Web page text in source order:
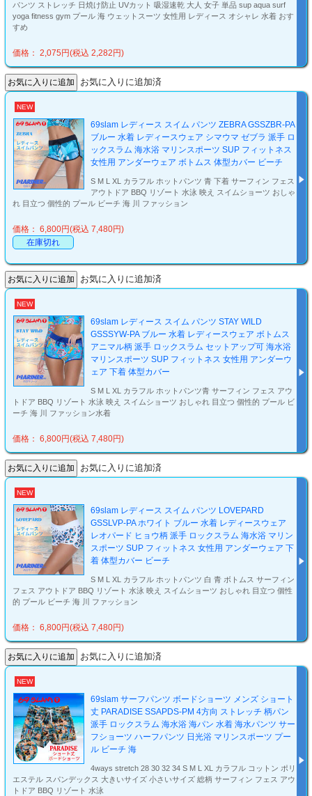
パンツ ストレッチ 日焼け防止 UVカット 吸湿速乾 大人 女子 単品 sup aqua surf
yoga fitness gym プール 海 ウェットスーツ 女性用 レディース オシャレ 水着 おす
すめ
価格： 2,075円(税込 2,282円)
お気に入りに追加済
NEW
69slam レディース スイム パンツ ZEBRA GSSZBR-PA
ブルー 水着 レディースウェア シマウマ ゼブラ 派手 ロ
ックスラム 海水浴 マリンスポーツ SUP フィットネス
女性用 アンダーウェア ボトムス 体型カバー ビーチ
S M L XL カラフル ホットパンツ 青 下着 サーフィン フェス
アウトドア BBQ リゾート 水泳 映え スイムショーツ おしゃ
れ 目立つ 個性的 プール ビーチ 海 川 ファッション
価格： 6,800円(税込 7,480円)
在庫切れ
お気に入りに追加済
NEW
69slam レディース スイム パンツ STAY WILD
GSSSYW-PA ブルー 水着 レディースウェア ボトムス
アニマル柄 派手 ロックスラム セットアップ可 海水浴
マリンスポーツ SUP フィットネス 女性用 アンダーウ
ェア 下着 体型カバー
S M L XL カラフル ホットパンツ青 サーフィン フェス アウ
トドア BBQ リゾート 水泳 映え スイムショーツ おしゃれ 目立つ 個性的 プール ビ
ーチ 海 川 ファッション水着
価格： 6,800円(税込 7,480円)
お気に入りに追加済
NEW
69slam レディース スイム パンツ LOVEPARD
GSSLVP-PA ホワイト ブルー 水着 レディースウェア
レオパード ヒョウ柄 派手 ロックスラム 海水浴 マリン
スポーツ SUP フィットネス 女性用 アンダーウェア 下
着 体型カバー ビーチ
S M L XL カラフル ホットパンツ 白 青 ボトムス サーフィン
フェス アウトドア BBQ リゾート 水泳 映え スイムショーツ おしゃれ 目立つ 個性
的 プール ビーチ 海 川 ファッション
価格： 6,800円(税込 7,480円)
お気に入りに追加済
NEW
69slam サーフパンツ ボードショーツ メンズ ショート
丈 PARADISE SSAPDS-PM 4方向 ストレッチ 柄パン
派手 ロックスラム 海水浴 海パン 水着 海水パンツ サー
フショーツ ハーフパンツ 日光浴 マリンスポーツ プー
ル ビーチ 海
4ways stretch 28 30 32 34 S M L XL カラフル コットン ポリ
エステル スパンデックス 大きいサイズ 小さいサイズ 総柄 サーフィン フェス アウ
トドア BBQ リゾート 水泳